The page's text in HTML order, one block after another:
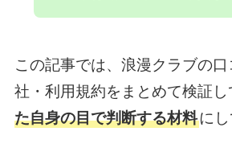
この記事では、浪漫クラブの
社・利用規約をまとめて検証し
た自身の目で判断する材料にし